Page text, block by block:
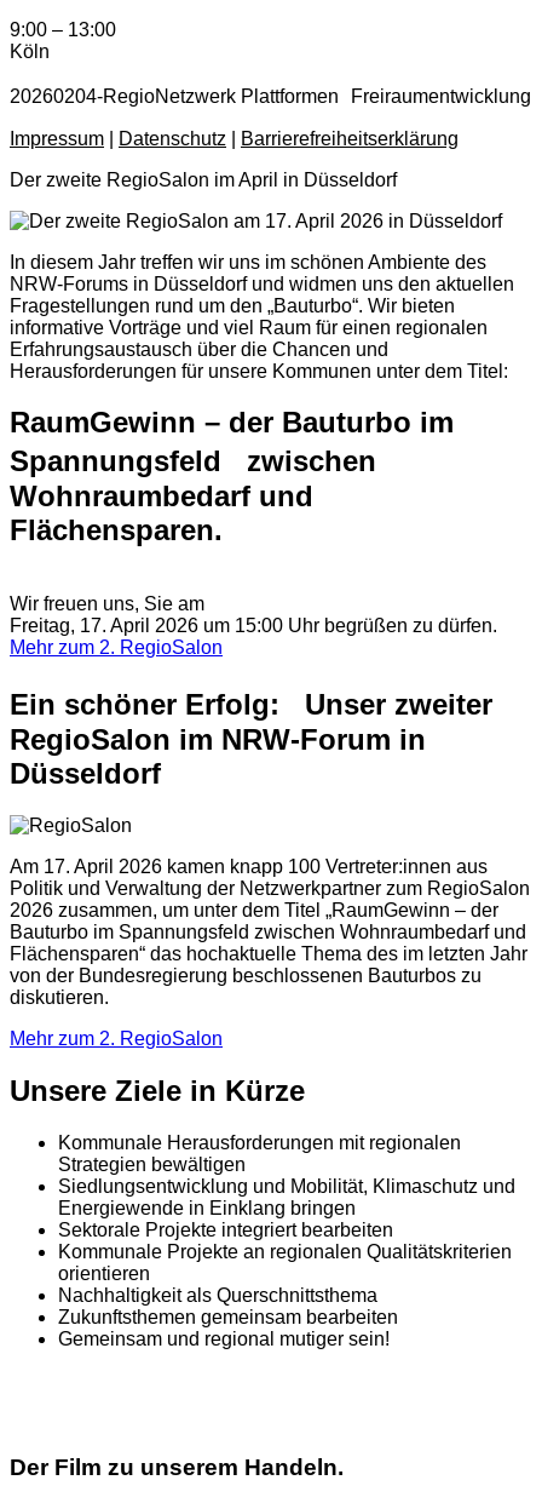
9:00 – 13:00
Köln
20260204-RegioNetzwerk Plattformen Freiraumentwicklung
Impressum Datenschutz
Barrierefreiheitserklärung
Der zweite RegioSalon im April in Düsseldorf
In diesem Jahr treffen wir uns im schönen Ambiente des
NRW-Forums in Düsseldorf und widmen uns den aktuellen
Fragestellungen rund um den „Bauturbo“. Wir bieten
informative Vorträge und viel Raum für einen regionalen
Erfahrungsaustausch über die Chancen und
Herausforderungen für unsere Kommunen unter dem Titel:
RaumGewinn – der Bauturbo im
Spannungsfeld zwischen
Wohnraumbedarf und
Flächensparen.
Wir freuen uns, Sie am
Freitag, 17. April 2026 um 15:00 Uhr begrüßen zu dürfen.
Mehr zum 2. RegioSalon
Ein schöner Erfolg: Unser zweiter
RegioSalon im NRW-Forum in
Düsseldorf
Am 17. April 2026 kamen knapp 100 Vertreter:innen aus
Politik und Verwaltung der Netzwerkpartner zum RegioSalon
2026 zusammen, um unter dem Titel „RaumGewinn – der
Bauturbo im Spannungsfeld zwischen Wohnraumbedarf und
Flächensparen“ das hochaktuelle Thema des im letzten Jahr
von der Bundesregierung beschlossenen Bauturbos zu
diskutieren.
Mehr zum 2. RegioSalon
Unsere Ziele in Kürze
Kommunale Herausforderungen mit regionalen
Strategien bewältigen
Siedlungsentwicklung und Mobilität, Klimaschutz und
Energiewende in Einklang bringen
Sektorale Projekte integriert bearbeiten
Kommunale Projekte an regionalen Qualitätskriterien
orientieren
Nachhaltigkeit als Querschnittsthema
Zukunftsthemen gemeinsam bearbeiten
Gemeinsam und regional mutiger sein!
Der Film zu unserem Handeln.